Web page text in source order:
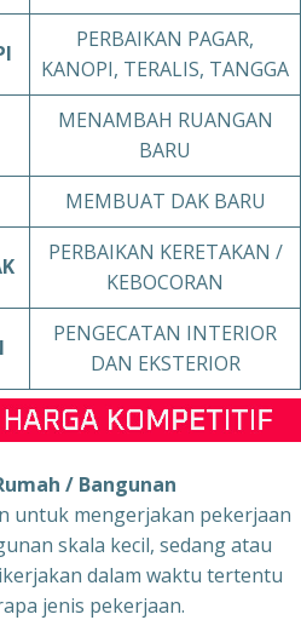
PERBAIKAN PAGAR,
KANOPI, TERALIS, TANGGA
MENAMBAH RUANGAN
BARU
MEMBUAT DAK BARU
PERBAIKAN KERETAKAN /
KEBOCORAN
PENGECATAN INTERIOR
DAN EKSTERIOR
/ Bangunan
untuk mengerjakan pekerjaan
skala kecil, sedang atau
dalam waktu tertentu
jenis pekerjaan.